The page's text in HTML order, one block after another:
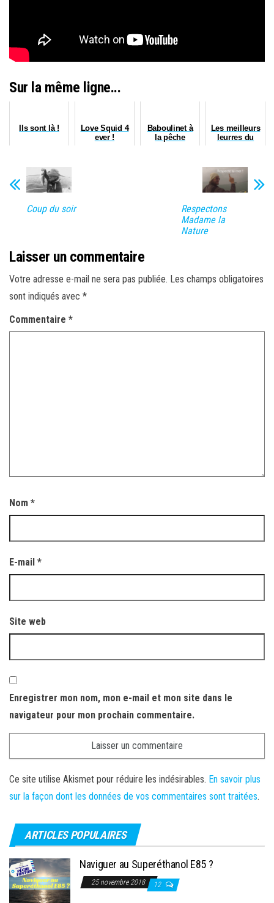
Sur la même ligne...
Ils sont là !
Love Squid 4
ever !
Baboulinet à
la pêche
Les meilleurs
leurres du
Coup du soir
Respectons
Madame la
Nature
Laisser un commentaire
Votre adresse e-mail ne sera pas publiée. Les champs obligatoires
sont indiqués avec *
Commentaire *
Nom *
E-mail *
Site web
Enregistrer mon nom, mon e-mail et mon site dans le
navigateur pour mon prochain commentaire.
Ce site utilise Akismet pour réduire les indésirables. En savoir plus
sur la façon dont les données de vos commentaires sont traitées.
ARTICLES POPULAIRES
Naviguer au Superéthanol E85 ?
25 novembre 2018 12